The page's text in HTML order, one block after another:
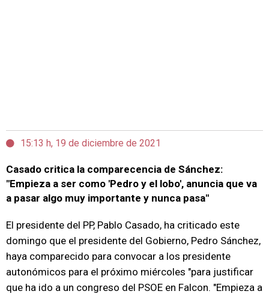
15:13 h, 19 de diciembre de 2021
Casado critica la comparecencia de Sánchez:
"Empieza a ser como 'Pedro y el lobo', anuncia que va
a pasar algo muy importante y nunca pasa"
El presidente del PP, Pablo Casado, ha criticado este
domingo que el presidente del Gobierno, Pedro Sánchez,
haya comparecido para convocar a los presidente
autonómicos para el próximo miércoles "para justificar
que ha ido a un congreso del PSOE en Falcon. "Empieza a